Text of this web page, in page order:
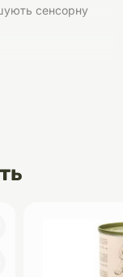
сенсорну